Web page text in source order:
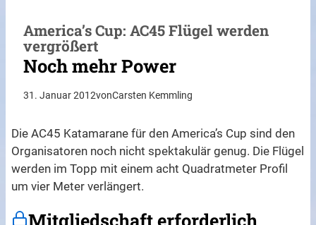
America’s Cup: AC45 Flügel werden
vergrößert
Noch mehr Power
31. Januar 2012vonCarsten Kemmling
Die AC45 Katamarane für den America’s Cup sind den
Organisatoren noch nicht spektakulär genug. Die Flügel
werden im Topp mit einem acht Quadratmeter Profil
um vier Meter verlängert.